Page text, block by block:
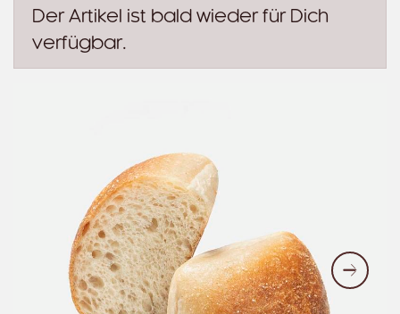
Der Artikel ist bald wieder für Dich
verfügbar.